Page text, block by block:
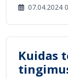
07.04.2024
Kuidas